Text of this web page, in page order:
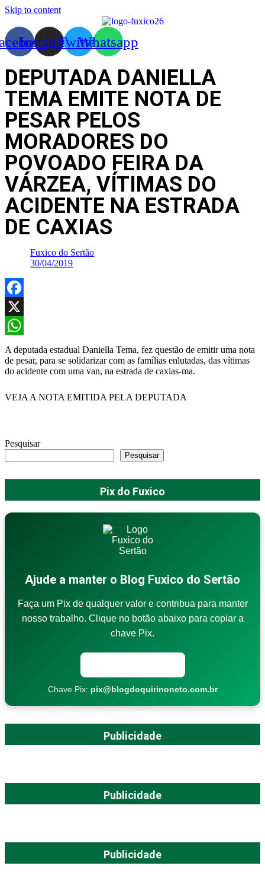
Skip to content
InstagramTwitterWhatsapp
DEPUTADA DANIELLA
TEMA EMITE NOTA DE
PESAR PELOS
MORADORES DO
POVOADO FEIRA DA
VÁRZEA, VÍTIMAS DO
ACIDENTE NA ESTRADA
DE CAXIAS
Fuxico do Sertão
30/04/2019
Facebook
X
WhatsApp
A deputada estadual Daniella Tema, fez questão de emitir uma nota
de pesar, para se solidarizar com as famílias enlutadas, das vítimas
do acidente com uma van, na estrada de caxias-ma.
VEJA A NOTA EMITIDA PELA DEPUTADA
Pesquisar
Pesquisar
Pix do Fuxico
Ajude a manter o Blog Fuxico do Sertão
Faça um Pix de qualquer valor e contribua para manter
nosso trabalho. Clique no botão abaixo para copiar a
chave Pix.
Chave Pix: pix@blogdoquirinoneto.com.br
Publicidade
Publicidade
Publicidade